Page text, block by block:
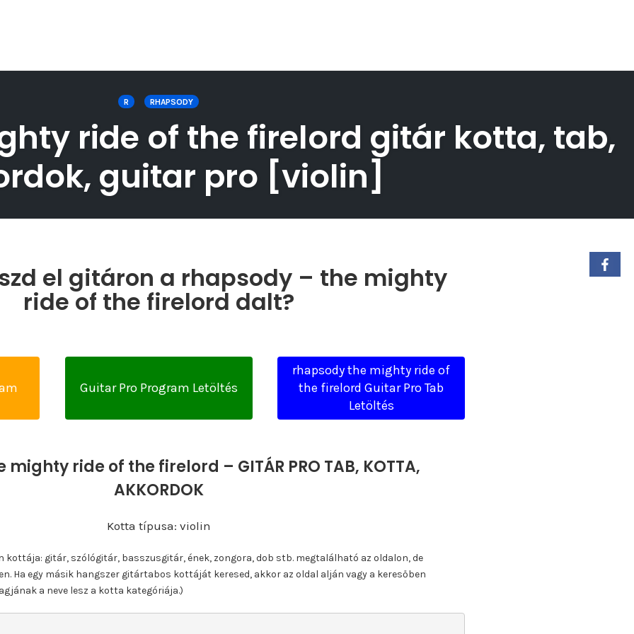
R RHAPSODY
ride of the firelord gitár kotta, tab,
guitar pro [violin]
el gitáron a rhapsody – the mighty
ride of the firelord dalt?
Guitar Pro Program Letöltés
rhapsody the mighty ride of
the firelord Guitar Pro Tab
Letöltés
ride of the firelord – GITÁR PRO TAB, KOTTA,
AKKORDOK
Kotta típusa: violin
kottája: gitár, szólógitár, basszusgitár, ének, zongora, dob stb. megtalálható az oldalon, de
Ha egy másik hangszer gitártabos kottáját keresed, akkor az oldal alján vagy a keresőben
a neve lesz a kotta kategóriája.)